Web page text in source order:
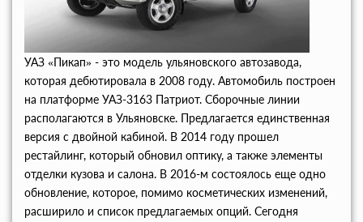
УАЗ «Пикап» - это модель ульяновского автозавода,
которая дебютировала в 2008 году. Автомобиль построен
на платформе УАЗ-3163 Патриот. Сборочные линии
располагаются в Ульяновске. Предлагается единственная
версия с двойной кабиной. В 2014 году прошел
рестайлинг, который обновил оптику, а также элементы
отделки кузова и салона. В 2016-м состоялось еще одно
обновление, которое, помимо косметических изменений,
расширило и список предлагаемых опций. Сегодня